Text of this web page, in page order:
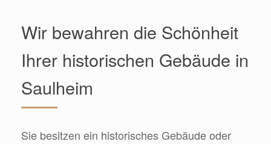
Wir bewahren die Schönheit
Ihrer historischen Gebäude in
Saulheim
Sie besitzen ein historisches Gebäude oder